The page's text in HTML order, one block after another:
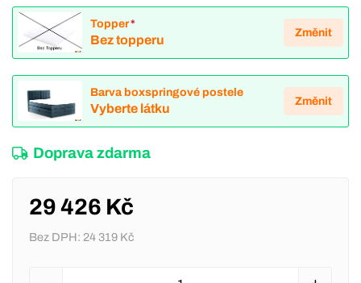
Topper*
Bez topperu
Změnit
Barva boxspringové postele
Vyberte látku
Změnit
Doprava zdarma
29 426 Kč
Bez DPH: 24 319 Kč